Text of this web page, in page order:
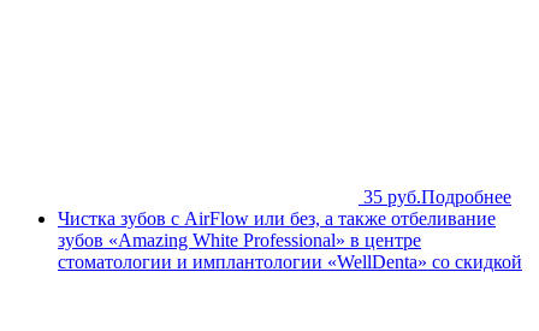
35 руб.Подробнее
Чистка зубов с AirFlow или без, а также отбеливание
зубов «Amazing White Professional» в центре
стоматологии и имплантологии «WellDenta» со скидкой